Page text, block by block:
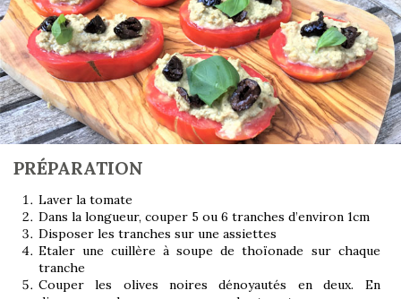
PRÉPARATION
Laver la tomate
Dans la longueur, couper 5 ou 6 tranches d’environ 1cm
Disposer les tranches sur une assiettes
Etaler une cuillère à soupe de thoïonade sur chaque
tranche
Couper les olives noires dénoyautés en deux. En